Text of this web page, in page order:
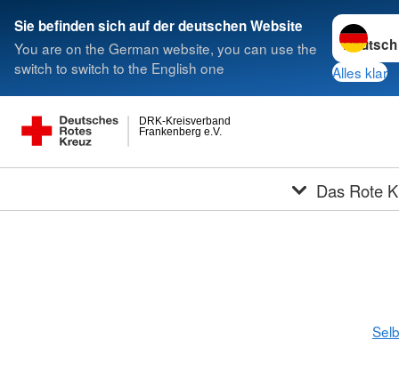
Sie befinden sich auf der deutschen Website
You are on the German website, you can use the
switch to switch to the English one
Sprache
Alles klar
Frankenberg e.V.
DRK-Kreisverband
Das Rote